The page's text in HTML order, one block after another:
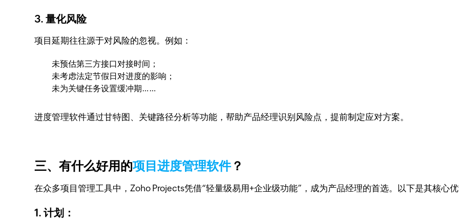
3. 量化风险
项目延期往往源于对风险的忽视。例如：
未预估第三方接口对接时间；
未考虑法定节假日对进度的影响；
未为关键任务设置缓冲期……
进度管理软件通过甘特图、关键路径分析等功能，帮助产品经理识别风险点，提前制定应对方案。
三、有什么好用的项目进度管理软件？
在众多项目管理工具中，Zoho Projects凭借“轻量级易用+企业级功能”，成为产品经理的首选。以下是其核心优
1. 计划：